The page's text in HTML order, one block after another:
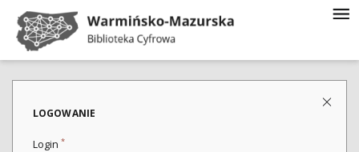
LOGOWANIE
Login *